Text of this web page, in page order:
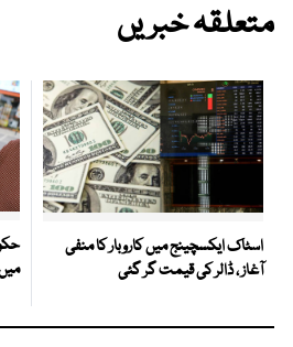
متعلقہ خبریں
اسٹاک ایکسچینج میں کاروبار کا منفی
آغاز ، ڈالر کی قیمت گر گئی